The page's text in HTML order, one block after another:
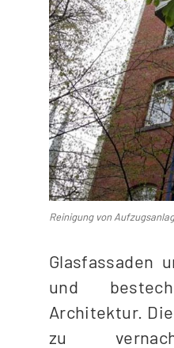
Reinigung von
Glasfassaden
und
Architektur.
zu